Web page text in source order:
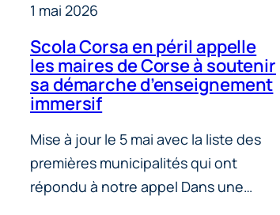
1 mai 2026
Scola Corsa en péril appelle
les maires de Corse à soutenir
sa démarche d’enseignement
immersif
Mise à jour le 5 mai avec la liste des
premières municipalités qui ont
répondu à notre appel Dans une…